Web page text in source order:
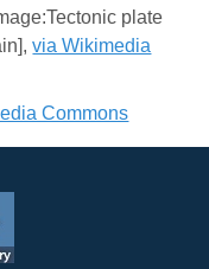
plate
via Wikimedia
Commons